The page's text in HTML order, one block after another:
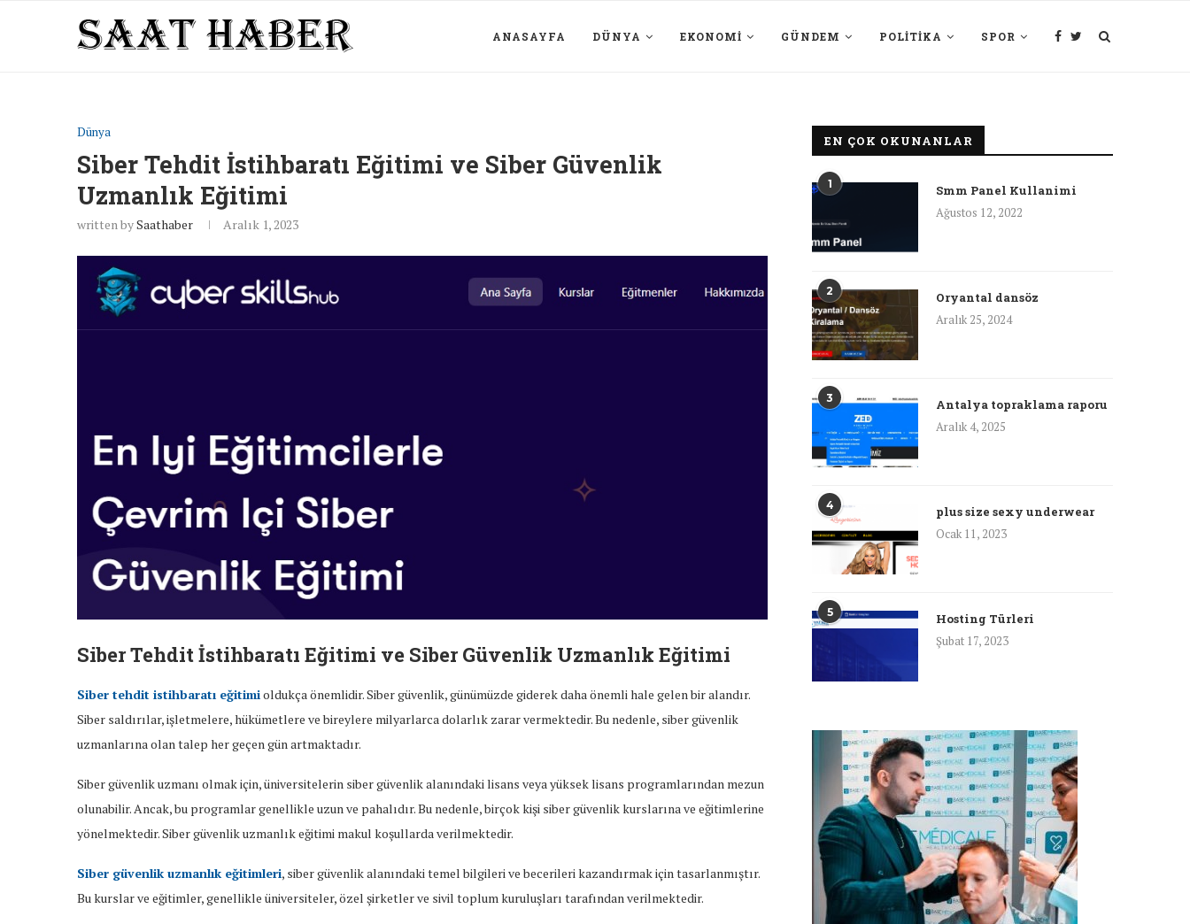
ANASAYFA DÜNYA EKONOMI GÜNDEM POLITIKA SPOR
Dünya
Siber Tehdit İstihbaratı Eğitimi ve Siber Güvenlik
Uzmanlık Eğitimi
written bySaathaber Aralık 1, 2023
Siber Tehdit İstihbaratı Eğitimi ve Siber Güvenlik Uzmanlık Eğitimi
Siber tehdit istihbaratı eğitimioldukça önemlidir. Siber güvenlik, günümüzde giderek daha önemli hale gelen bir alandır.
Siber saldırılar, işletmelere, hükümetlere ve bireylere milyarlarca dolarlık zarar vermektedir. Bu nedenle, siber güvenlik
uzmanlarına olan talep her geçen gün artmaktadır.
Siber güvenlik uzmanı olmak için, üniversitelerin siber güvenlik alanındaki lisans veya yüksek lisans programlarından mezun
olunabilir. Ancak, bu programlar genellikle uzun ve pahalıdır. Bu nedenle, birçok kişi siber güvenlik kurslarına ve eğitimlerine
yönelmektedir. Siber güvenlik uzmanlık eğitimi makul koşullarda verilmektedir.
Siber güvenlik uzmanlık eğitimleri, siber güvenlik alanındaki temel bilgileri ve becerileri kazandırmak için tasarlanmıştır.
Bu kurslar ve eğitimler, genellikle üniversiteler, özel şirketler ve sivil toplum kuruluşları tarafından verilmektedir.
EN ÇOK OKUNANLAR
1
Smm Panel Kullanimi
Ağustos 12, 2022
2
Oryantal dansöz
Aralık 25, 2024
3
Antalya topraklama raporu
Aralık 4, 2025
4
plus size sexy underwear
Ocak 11, 2023
5
Hosting Türleri
Şubat 17, 2023